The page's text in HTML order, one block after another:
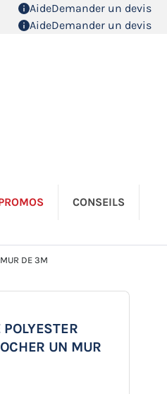
AideDemander un devis
AideDemander un devis
CONSEILS
DE 3M
UN MUR